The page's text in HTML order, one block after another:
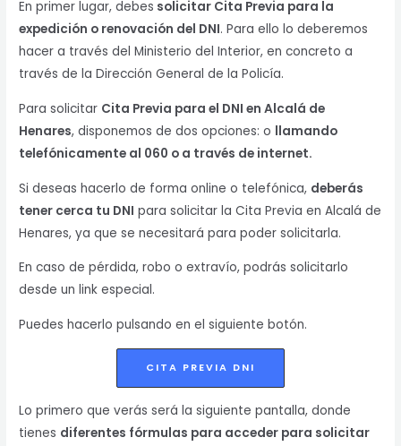
En primer lugar, debes solicitar Cita Previa para la
expedición o renovación del DNI. Para ello lo deberemos
hacer a través del Ministerio del Interior, en concreto a
través de la Dirección General de la Policía.
Para solicitar Cita Previa para el DNI en Alcalá de
Henares, disponemos de dos opciones: o llamando
telefónicamente al 060 o a través de internet.
Si deseas hacerlo de forma online o telefónica, deberás
tener cerca tu DNI para solicitar la Cita Previa en Alcalá de
Henares, ya que se necesitará para poder solicitarla.
En caso de pérdida, robo o extravío, podrás solicitarlo
desde un link especial.
Puedes hacerlo pulsando en el siguiente botón.
CITA PREVIA DNI
Lo primero que verás será la siguiente pantalla, donde
tienes diferentes fórmulas para acceder para solicitar